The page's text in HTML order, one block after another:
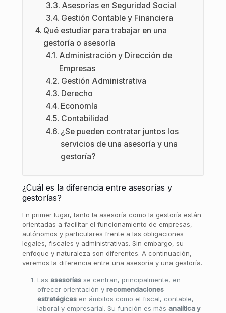
Asesorías en Seguridad Social
Gestión Contable y Financiera
Qué estudiar para trabajar en una
gestoría o asesoría
Administración y Dirección de
Empresas
Gestión Administrativa
Derecho
Economía
Contabilidad
¿Se pueden contratar juntos los
servicios de una asesoría y una
gestoría?
¿Cuál es la diferencia entre asesorías y
gestorías?
En primer lugar, tanto la asesoría como la gestoría están
orientadas a facilitar el funcionamiento de empresas,
autónomos y particulares frente a las obligaciones
legales, fiscales y administrativas. Sin embargo, su
enfoque y naturaleza son diferentes. A continuación,
veremos la diferencia entre una asesoría y una gestoría.
Las asesoríasse centran, principalmente, en
ofrecer orientación y recomendaciones
estratégicasen ámbitos como el fiscal, contable,
laboral y empresarial. Su función es más analítica y